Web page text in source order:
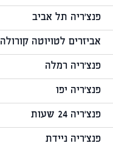
פנצ'ריה תל אביב
אביזרים לטויוטה קורולה
פנצ'ריה רמלה
פנצ'ריה יפו
פנצ'ריה 24 שעות
פנצ'ריה ניידת